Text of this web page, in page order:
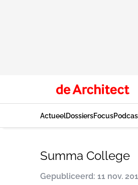
ActueelDossiersFocus
Summa College
Gepubliceerd: 11 nov.